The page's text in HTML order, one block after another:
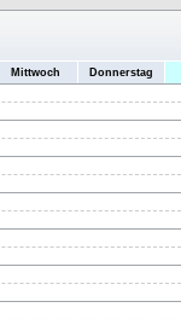
Mittwoch Donnerstag